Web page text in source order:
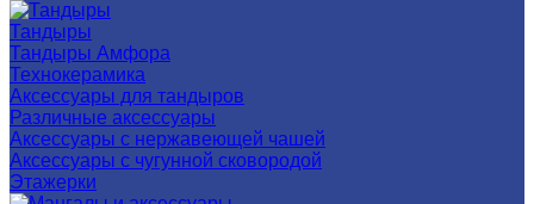
Тандыры
Тандыры Амфора
Технокерамика
Аксессуары для тандыров
Различные аксессуары
Аксессуары с нержавеющей чашей
Аксессуары с чугунной сковородой
Этажерки